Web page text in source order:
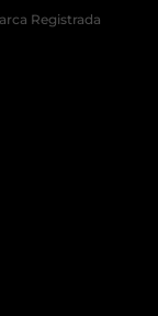
Registrada